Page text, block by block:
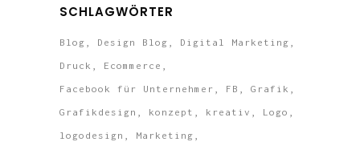
SCHLAGWÖRTER
Blog Design Blog Digital Marketing
Druck Ecommerce
Facebook für Unternehmer FB Grafik
Grafikdesign konzept kreativ Logo
logodesign Marketing